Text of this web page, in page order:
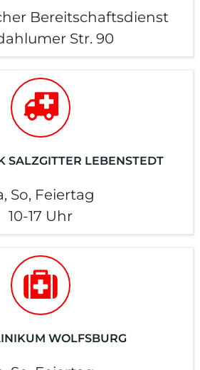
Bereitschaftsdienst
Str. 90
SALZGITTER LEBENSTEDT
So, Feiertag
10-17 Uhr
WOLFSBURG